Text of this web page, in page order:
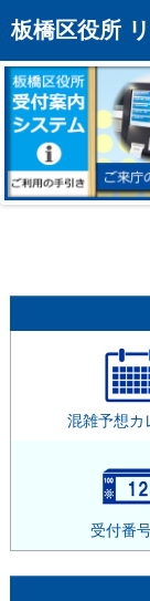
板橋区役所
トップページ
混雑予想カレ
リアルタイム
リアルタイム
メール通知登
モバイルサイ
区役所フロア
混雑予想カ
受付番